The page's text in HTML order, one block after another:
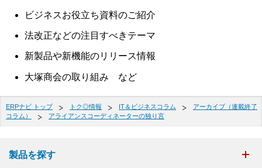
ビジネスお役立ち資料のご紹介
法改正などの注目すべきテーマ
新製品や新機能のリリース情報
大塚商会の取り組み など
ERPナビ トップ トク◎情報 IT＆ビジネスコラム
アーカイブ（連載終了
コラム）
アライアンスコーディネーターの独り言
製品を探す